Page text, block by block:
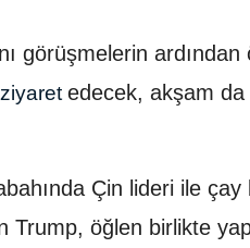
görüşmelerin
ziyaretedecek, akşam
Çin lideri ile
Trump, öğlen birlikte